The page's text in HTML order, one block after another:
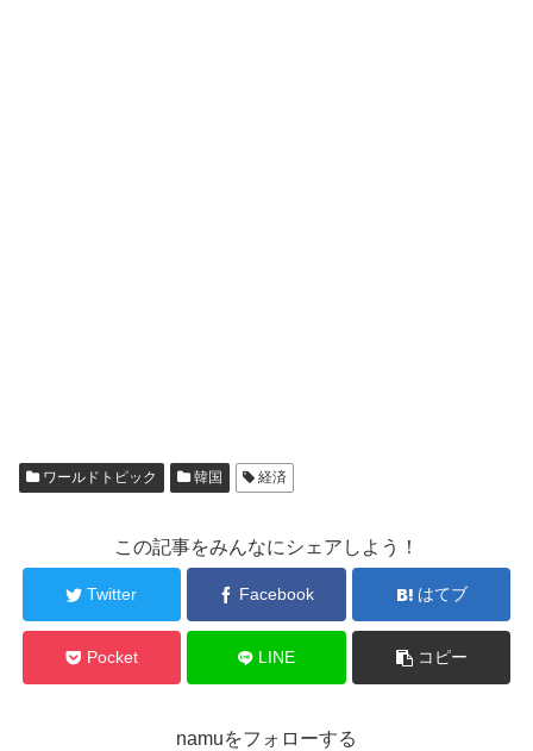
ワールドトピック 韓国 経済
この記事をみんなにシェアしよう！
Twitter Facebook はてブ
Pocket LINE コピー
namuをフォローする